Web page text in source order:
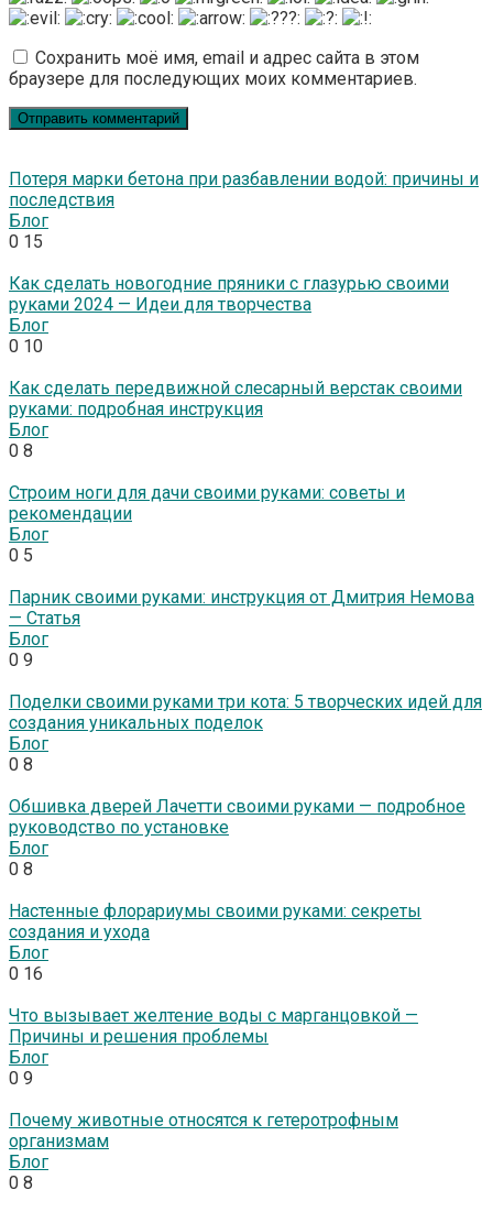
Сохранить моё имя, email и адрес сайта в этом
браузере для последующих моих комментариев.
Потеря марки бетона при разбавлении водой: причины и
последствия
Блог
0 15
Как сделать новогодние пряники с глазурью своими
руками 2024 — Идеи для творчества
Блог
0 10
Как сделать передвижной слесарный верстак своими
руками: подробная инструкция
Блог
0 8
Строим ноги для дачи своими руками: советы и
рекомендации
Блог
0 5
Парник своими руками: инструкция от Дмитрия Немова
— Статья
Блог
0 9
Поделки своими руками три кота: 5 творческих идей для
создания уникальных поделок
Блог
0 8
Обшивка дверей Лачетти своими руками — подробное
руководство по установке
Блог
0 8
Настенные флорариумы своими руками: секреты
создания и ухода
Блог
0 16
Что вызывает желтение воды с марганцовкой —
Причины и решения проблемы
Блог
0 9
Почему животные относятся к гетеротрофным
организмам
Блог
0 8